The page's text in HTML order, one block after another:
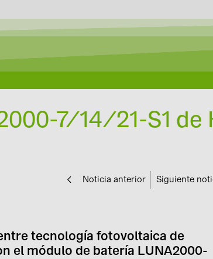
7/14/21-S1 de
Noticia anterior Siguiente
tecnología fotovoltaica de
el módulo de batería LUNA2000-